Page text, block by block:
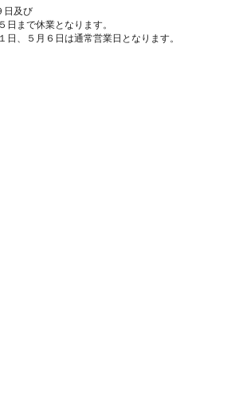
日及び
日まで休業となります。
日、５月６日は通常営業日となります。